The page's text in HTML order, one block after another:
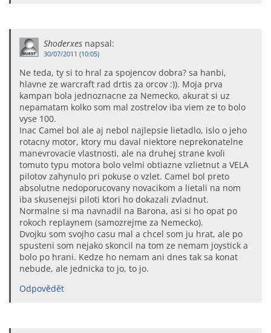
Shoderxes napsal:
30/07/2011 (10:05)
Ne teda, ty si to hral za spojencov dobra? sa hanbi,
hlavne ze warcraft rad drtis za orcov :)). Moja prva
kampan bola jednoznacne za Nemecko, akurat si uz
nepamatam kolko som mal zostrelov iba viem ze to bolo
vyse 100.
Inac Camel bol ale aj nebol najlepsie lietadlo, islo o jeho
rotacny motor, ktory mu daval niektore neprekonatelne
manevrovacie vlastnosti, ale na druhej strane kvoli
tomuto typu motora bolo velmi obtiazne vzlietnut a VELA
pilotov zahynulo pri pokuse o vzlet. Camel bol preto
absolutne nedoporucovany novacikom a lietali na nom
iba skusenejsi piloti ktori ho dokazali zvladnut.
Normalne si ma navnadil na Barona, asi si ho opat po
rokoch replaynem (samozrejme za Nemecko).
Dvojku som svojho casu mal a chcel som ju hrat, ale po
spusteni som nejako skoncil na tom ze nemam joystick a
bolo po hrani. Kedze ho nemam ani dnes tak sa konat
nebude, ale jednicka to jo, to jo.
Odpovědět